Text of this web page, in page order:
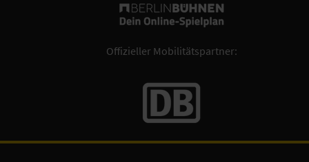
Offizieller Mobilitätspartner: